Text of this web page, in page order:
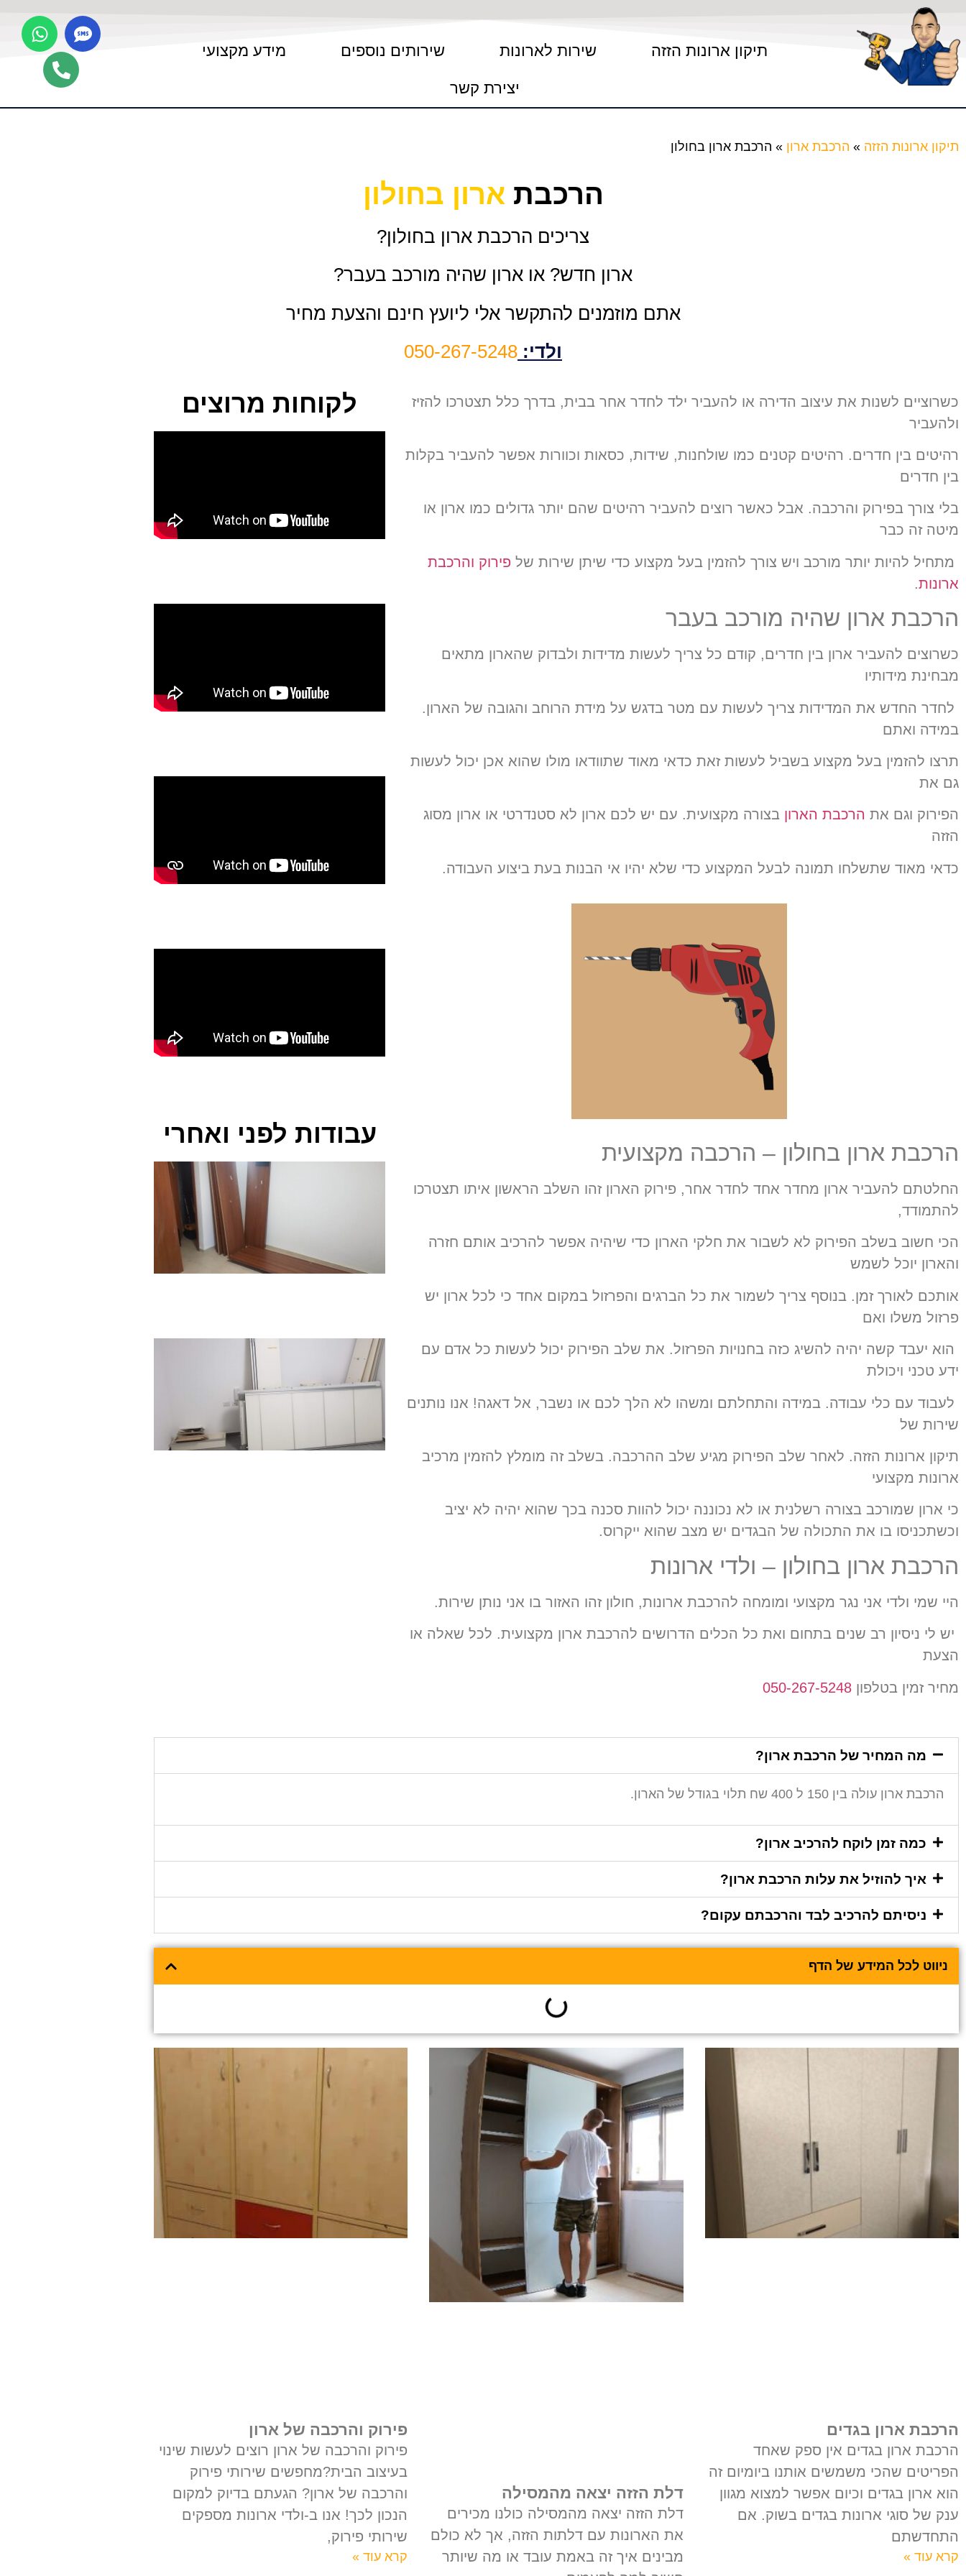
תיקון ארונות הזזה שירות לארונות שירותים נוספים מידע מקצועי
יצירת קשר
תיקון ארונות הזזה » הרכבת ארון » הרכבת ארון בחולון
הרכבת ארון בחולון
צריכים הרכבת ארון בחולון?
ארון חדש? או ארון שהיה מורכב בעבר?
אתם מוזמנים להתקשר אלי ליועץ חינם והצעת מחיר
ולדי: 050-267-5248
כשרוציים לשנות את עיצוב הדירה או להעביר ילד לחדר אחר בבית, בדרך כלל תצטרכו להזיז
ולהעביר
רהיטים בין חדרים. רהיטים קטנים כמו שולחנות, שידות, כסאות וכוורות אפשר להעביר בקלות
בין חדרים
בלי צורך בפירוק והרכבה. אבל כאשר רוצים להעביר רהיטים שהם יותר גדולים כמו ארון או
מיטה זה כבר
מתחיל להיות יותר מורכב ויש צורך להזמין בעל מקצוע כדי שיתן שירות של פירוק והרכבת
ארונות.
הרכבת ארון שהיה מורכב בעבר
כשרוצים להעביר ארון בין חדרים, קודם כל צריך לעשות מדידות ולבדוק שהארון מתאים
מבחינת מידותיו
לחדר החדש את המדידות צריך לעשות עם מטר בדגש על מידת הרוחב והגובה של הארון.
במידה ואתם
תרצו להזמין בעל מקצוע בשביל לעשות זאת כדאי מאוד שתוודאו מולו שהוא אכן יכול לעשות
גם את
הפירוק וגם את הרכבת הארון בצורה מקצועית. עם יש לכם ארון לא סטנדרטי או ארון מסוג
הזזה
כדאי מאוד שתשלחו תמונה לבעל המקצוע כדי שלא יהיו אי הבנות בעת ביצוע העבודה.
הרכבת ארון בחולון – הרכבה מקצועית
החלטתם להעביר ארון מחדר אחד לחדר אחר, פירוק הארון זהו השלב הראשון איתו תצטרכו
להתמודד,
הכי חשוב בשלב הפירוק לא לשבור את חלקי הארון כדי שיהיה אפשר להרכיב אותם חזרה
והארון יוכל לשמש
אותכם לאורך זמן. בנוסף צריך לשמור את כל הברגים והפרזול במקום אחד כי לכל ארון יש
פרזול משלו ואם
הוא יעבד קשה יהיה להשיג כזה בחנויות הפרזול. את שלב הפירוק יכול לעשות כל אדם עם
ידע טכני ויכולת
לעבוד עם כלי עבודה. במידה והתחלתם ומשהו לא הלך לכם או נשבר, אל דאגה! אנו נותנים
שירות של
תיקון ארונות הזזה. לאחר שלב הפירוק מגיע שלב ההרכבה. בשלב זה מומלץ להזמין מרכיב
ארונות מקצועי
כי ארון שמורכב בצורה רשלנית או לא נכוננה יכול להוות סכנה בכך שהוא יהיה לא יציב
וכשתכניסו בו את התכולה של הבגדים יש מצב שהוא ייקרוס.
הרכבת ארון בחולון – ולדי ארונות
היי שמי ולדי אני נגר מקצועי ומומחה להרכבת ארונות, חולון זהו האזור בו אני נותן שירות.
יש לי ניסיון רב שנים בתחום ואת כל הכלים הדרושים להרכבת ארון מקצועית. לכל שאלה או
הצעת
מחיר זמין בטלפון 050-267-5248
לקוחות מרוצים
עבודות לפני ואחרי
מה המחיר של הרכבת ארון?
הרכבת ארון עולה בין 150 ל 400 שח תלוי בגודל של הארון.
כמה זמן לוקח להרכיב ארון?
איך להוזיל את עלות הרכבת ארון?
ניסיתם להרכיב לבד והרכבתם עקום?
ניווט לכל המידע של הדף
הרכבת ארון בגדים
הרכבת ארון בגדים אין ספק שאחד
הפריטים שהכי משמשים אותנו ביומיום זה
הוא ארון בגדים וכיום אפשר למצוא מגוון
ענק של סוגי ארונות בגדים בשוק. אם
התחדשתם
קרא עוד »
דלת הזזה יצאה מהמסילה
דלת הזזה יצאה מהמסילה כולנו מכירים
את הארונות עם דלתות הזזה, אך לא כולם
מבינים איך זה באמת עובד או מה שיותר
פירוק והרכבה של ארון
פירוק והרכבה של ארון רוצים לעשות שינוי
בעיצוב הבית?מחפשים שירותי פירוק
והרכבה של ארון? הגעתם בדיוק למקום
הנכון לכך! אנו ב-ולדי ארונות מספקים
שירותי פירוק,
קרא עוד »